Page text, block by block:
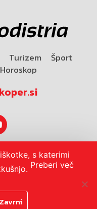
Turizem
Šport
Horoskop
s katerimi
Preberi več
Zavrni